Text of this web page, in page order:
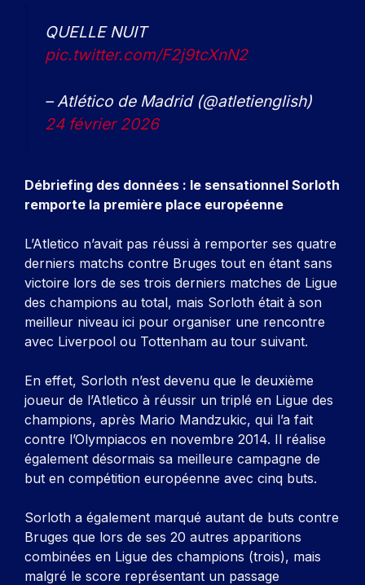
QUELLE NUIT
pic.twitter.com/F2j9tcXnN2
– Atlético de Madrid (@atletienglish)
24 février 2026
Débriefing des données : le sensationnel Sorloth
remporte la première place européenne
L’Atletico n’avait pas réussi à remporter ses quatre
derniers matchs contre Bruges tout en étant sans
victoire lors de ses trois derniers matches de Ligue
des champions au total, mais Sorloth était à son
meilleur niveau ici pour organiser une rencontre
avec Liverpool ou Tottenham au tour suivant.
En effet, Sorloth n’est devenu que le deuxième
joueur de l’Atletico à réussir un triplé en Ligue des
champions, après Mario Mandzukic, qui l’a fait
contre l’Olympiacos en novembre 2014. Il réalise
également désormais sa meilleure campagne de
but en compétition européenne avec cinq buts.
Sorloth a également marqué autant de buts contre
Bruges que lors de ses 20 autres apparitions
combinées en Ligue des champions (trois), mais
malgré le score représentant un passage